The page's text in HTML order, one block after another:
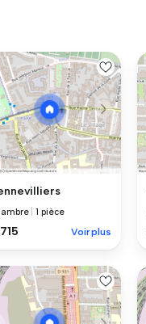
|1 pièce
Voir plus